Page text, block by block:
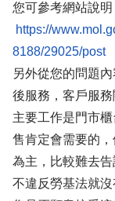
您可參考網站說明
https://
8188/29025/post
另外從您的問題
後服務，客戶服
主要工作是門市
售肯定會需要的
為主，比較難去
不違反勞基法就